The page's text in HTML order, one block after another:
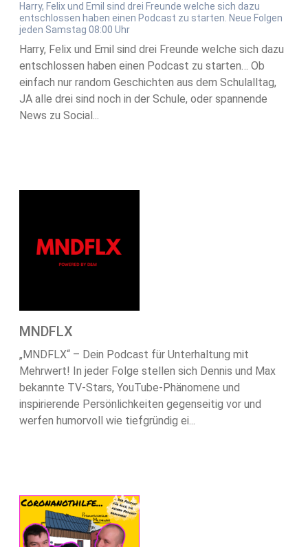
Harry, Felix und Emil sind drei Freunde welche sich dazu
entschlossen haben einen Podcast zu starten. Neue Folgen
jeden Samstag 08:00 Uhr
Harry, Felix und Emil sind drei Freunde welche sich dazu
entschlossen haben einen Podcast zu starten… Ob
einfach nur random Geschichten aus dem Schulalltag,
JA alle drei sind noch in der Schule, oder spannende
News zu Social...
MNDFLX
„MNDFLX“ – Dein Podcast für Unterhaltung mit
Mehrwert! In jeder Folge stellen sich Dennis und Max
bekannte TV-Stars, YouTube-Phänomene und
inspirierende Persönlichkeiten gegenseitig vor und
werfen humorvoll wie tiefgründig ei...